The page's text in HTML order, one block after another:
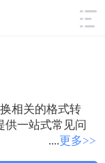
筛选
相关的格式转
供一站式常见问
....更多>>